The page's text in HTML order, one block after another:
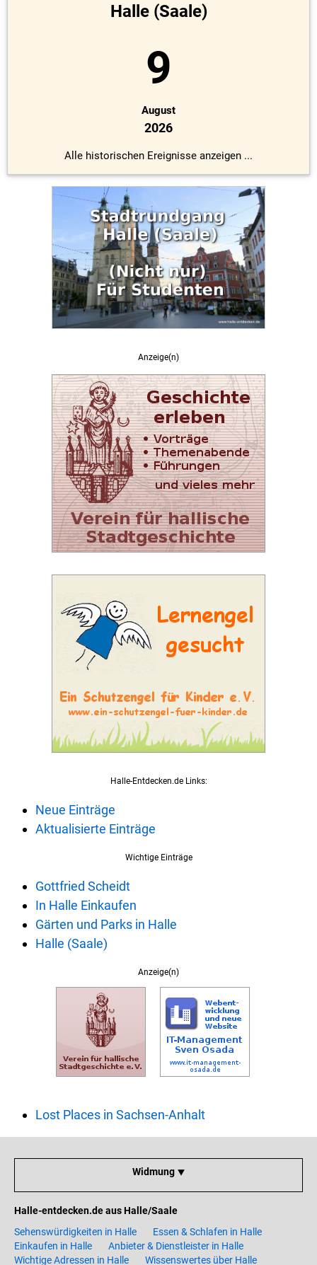
Halle (Saale)
9
August
2026
Alle historischen Ereignisse anzeigen ...
Anzeige(n)
Halle-Entdecken.de Links:
Neue Einträge
Aktualisierte Einträge
Wichtige Einträge
Gottfried Scheidt
In Halle Einkaufen
Gärten und Parks in Halle
Halle (Saale)
Anzeige(n)
Lost Places in Sachsen-Anhalt
Widmung ⯆
Halle-entdecken.de aus Halle/Saale
Sehenswürdigkeiten in Halle
Essen & Schlafen in Halle
Einkaufen in Halle
Anbieter & Dienstleister in Halle
Wichtige Adressen in Halle
Wissenswertes über Halle